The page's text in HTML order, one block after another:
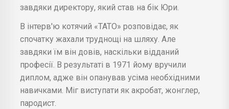
завдяки директору, який став на бік Юри.
В інтерв'ю котячий «ТАТО» розповідає, як
спочатку жахали труднощі на шляху. Але
завдяки їм він довів, наскільки відданий
професії. В результаті в 1971 йому вручили
диплом, адже він опанував усіма необхідними
навичками. Міг виступати як акробат, жонглер,
пародист.